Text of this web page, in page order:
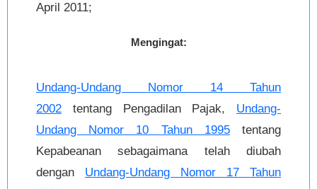
April 2011;
Mengingat:
Undang-Undang Nomor 14 Tahun
2002 tentang Pengadilan Pajak, Undang-
Undang Nomor 10 Tahun 1995tentang
Kepabeanan sebagaimana telah diubah
dengan Undang-Undang Nomor 17 Tahun